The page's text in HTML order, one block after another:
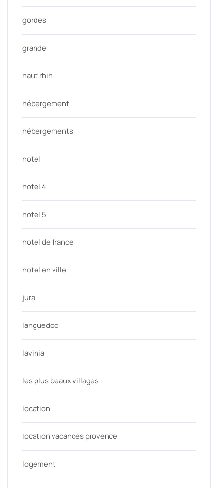
gordes
grande
haut rhin
hébergement
hébergements
hotel
hotel 4
hotel 5
hotel de france
hotel en ville
jura
languedoc
lavinia
les plus beaux villages
location
location vacances provence
logement